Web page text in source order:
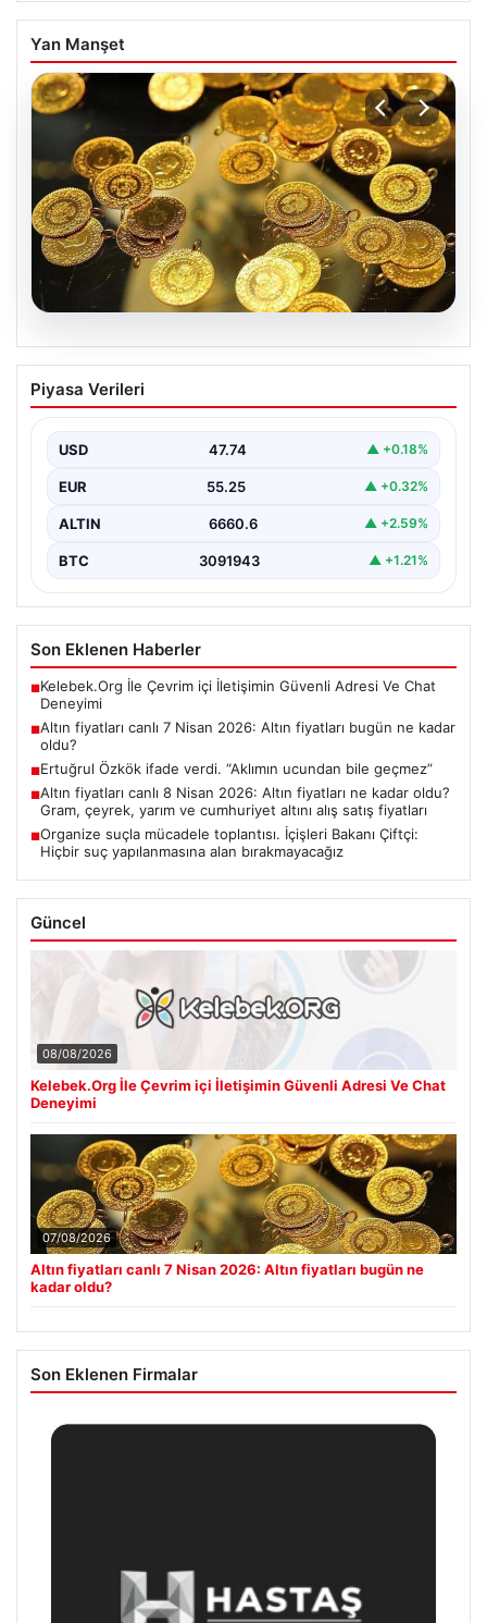
Yan Manşet
Altın fiyatları canlı 7 Nisan 2026: Altın
fiyatları bugün ne kadar oldu?
Piyasa Verileri
USD 47.74 ▲ +0.18%
EUR 55.25 ▲ +0.32%
ALTIN 6660.6 ▲ +2.59%
BTC 3091943 ▲ +1.21%
Son Eklenen Haberler
■Kelebek.Org İle Çevrim içi İletişimin Güvenli Adresi Ve Chat
Deneyimi
■Altın fiyatları canlı 7 Nisan 2026: Altın fiyatları bugün ne kadar
oldu?
■Ertuğrul Özkök ifade verdi. “Aklımın ucundan bile geçmez”
■Altın fiyatları canlı 8 Nisan 2026: Altın fiyatları ne kadar oldu?
Gram, çeyrek, yarım ve cumhuriyet altını alış satış fiyatları
■Organize suçla mücadele toplantısı. İçişleri Bakanı Çiftçi:
Hiçbir suç yapılanmasına alan bırakmayacağız
Güncel
08/08/2026
Kelebek.Org İle Çevrim içi İletişimin Güvenli Adresi Ve Chat
Deneyimi
07/08/2026
Altın fiyatları canlı 7 Nisan 2026: Altın fiyatları bugün ne
kadar oldu?
Son Eklenen Firmalar